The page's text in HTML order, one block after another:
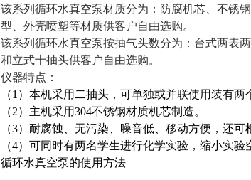
该系列循环水真空泵材质分为：防腐机芯、不锈
型、外壳喷塑等材质供客户自由选购。
该系列循环水真空泵按抽气头数分为：台式两表
和立式十抽头供客户自由选购。
仪器特点：
（1）本机采用二抽头，可单独或并联使用装有两
（2）主机采用304不锈钢材质机芯制造。
（3）耐腐蚀、无污染、噪音低、移动方便，还可
（4）可同时有两名学生进行化学实验，缩小实验
循环水真空泵的使用方法